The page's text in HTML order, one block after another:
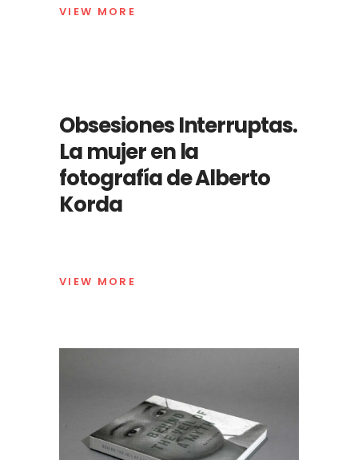
VIEW MORE
Obsesiones Interruptas.
La mujer en la
fotografía de Alberto
Korda
VIEW MORE